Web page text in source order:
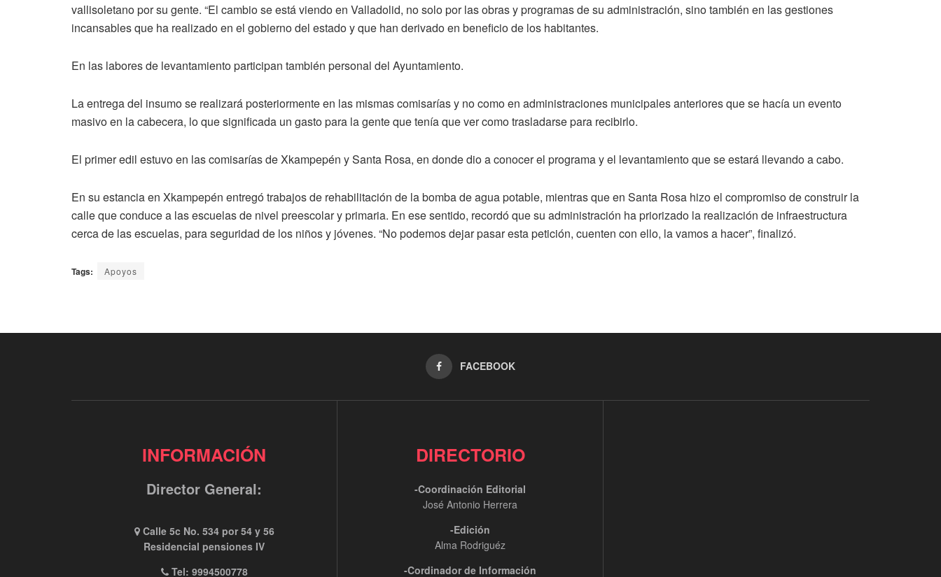
vallisoletano por su gente. “El cambio se está viendo en Valladolid, no solo por las obras y programas de su administración, sino también en las gestiones
incansables que ha realizado en el gobierno del estado y que han derivado en beneficio de los habitantes.
En las labores de levantamiento participan también personal del Ayuntamiento.
La entrega del insumo se realizará posteriormente en las mismas comisarías y no como en administraciones municipales anteriores que se hacía un evento
masivo en la cabecera, lo que significada un gasto para la gente que tenía que ver como trasladarse para recibirlo.
El primer edil estuvo en las comisarías de Xkampepén y Santa Rosa, en donde dio a conocer el programa y el levantamiento que se estará llevando a cabo.
En su estancia en Xkampepén entregó trabajos de rehabilitación de la bomba de agua potable, mientras que en Santa Rosa hizo el compromiso de construir la
calle que conduce a las escuelas de nivel preescolar y primaria. En ese sentido, recordó que su administración ha priorizado la realización de infraestructura
cerca de las escuelas, para seguridad de los niños y jóvenes. “No podemos dejar pasar esta petición, cuenten con ello, la vamos a hacer”, finalizó.
Tags: Apoyos
FACEBOOK
INFORMACIÓN
Director General:
Calle 5c No. 534 por 54 y 56
Residencial pensiones IV
Tel: 9994500778
DIRECTORIO
-Coordinación Editorial
José Antonio Herrera
-Edición
Alma Rodriguéz
-Cordinador de Información